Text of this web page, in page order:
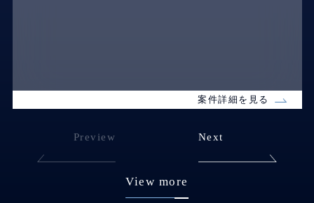
案件詳細を見る
Preview Next
View more